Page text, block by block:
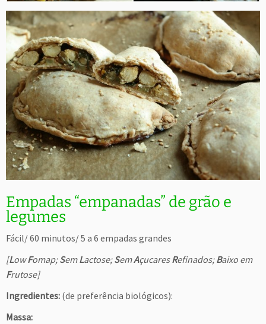
Empadas “empanadas” de grão e
legumes
Fácil/ 60 minutos/ 5 a 6 empadas grandes
[LowFomap;SemLactose;SemAçucaresRefinados;Baixo em
Frutose]
Ingredientes: (de preferência biológicos):
Massa: